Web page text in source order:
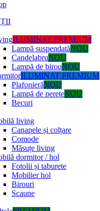
ILUMINAT PREMIUM
Lampă suspendatăNOU
CandelabruNOU
Lampă de birouNOU
ILUMINAT PREMIUM
PlafonierăNOU
Lampă de pereteNOU
Becuri
living
Canapele și colțare
Comode
Măsuțe living
dormitor / hol
Fotolii și taburete
Mobilier hol
Birouri
Scaune